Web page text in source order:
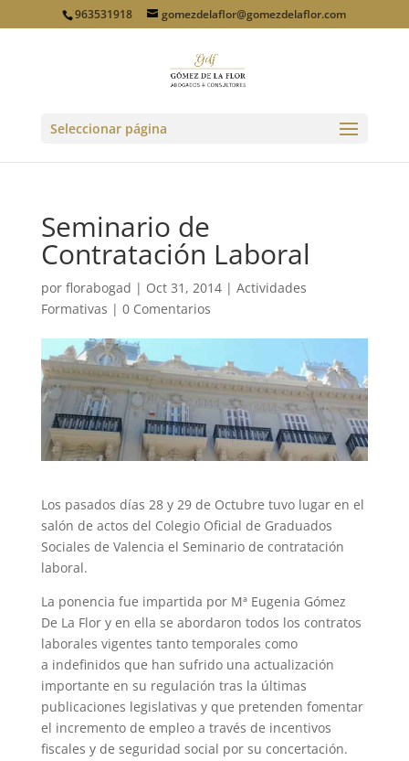
963531918 gomezdelaflor@gomezdelaflor.com
Seleccionar página
Seminario de
Contratación Laboral
por florabogad | Oct 31, 2014| Actividades
Formativas | 0 Comentarios
Los pasados días 28 y 29 de Octubre tuvo lugar en el
salón de actos del Colegio Oficial de Graduados
Sociales de Valencia el Seminario de contratación
laboral.
La ponencia fue impartida por Mª Eugenia Gómez
De La Flor y en ella se abordaron todos los contratos
laborales vigentes tanto temporales como
a indefinidos que han sufrido una actualización
importante en su regulación tras la últimas
publicaciones legislativas y que pretenden fomentar
el incremento de empleo a través de incentivos
fiscales y de seguridad social por su concertación.